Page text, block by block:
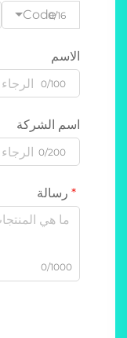
Code0/16
الاسم
0/100
اسم الشركة
0/200
رسالة
0/1000